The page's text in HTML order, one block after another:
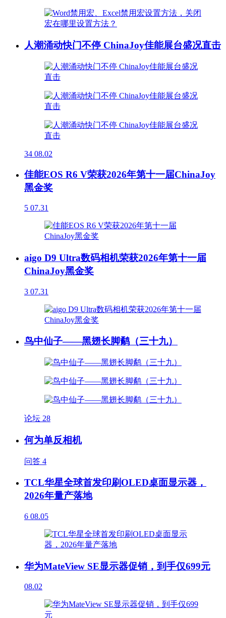
人潮涌动快门不停 ChinaJoy佳能展台盛况直击
34 08.02
佳能EOS R6 V荣获2026年第十一届ChinaJoy
黑金奖
5 07.31
aigo D9 Ultra数码相机荣获2026年第十一届
ChinaJoy黑金奖
3 07.31
鸟中仙子——黑翅长脚鹬（三十九）
论坛 28
何为单反相机
问答 4
TCL华星全球首发印刷OLED桌面显示器，
2026年量产落地
6 08.05
华为MateView SE显示器促销，到手仅699元
08.02